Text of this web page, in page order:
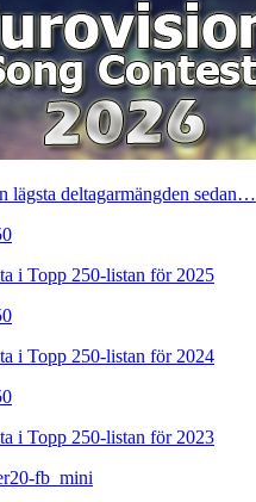
lägsta deltagarmängden sedan…
i Topp 250-listan för 2025
i Topp 250-listan för 2024
i Topp 250-listan för 2023